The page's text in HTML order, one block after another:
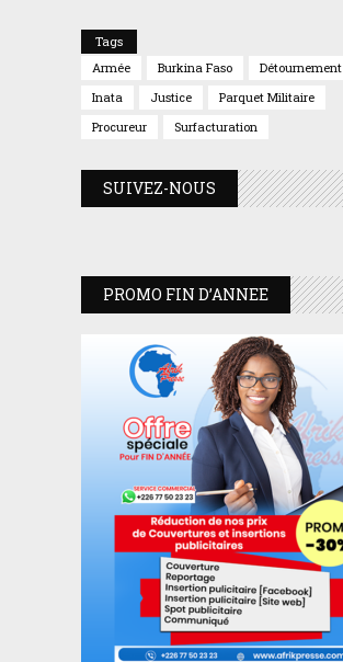
Tags
Armée
Burkina Faso
Détournement
Inata
Justice
Parquet Militaire
Procureur
Surfacturation
SUIVEZ-NOUS
PROMO FIN D’ANNEE